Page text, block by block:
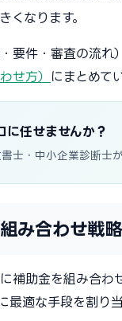
くなります。
要件・審査の流れ
せ方）
にまとめて
に任せませんか？
士・中小企業診断士
み合わせ戦略
補助金を組み合わ
最適な手段を割り